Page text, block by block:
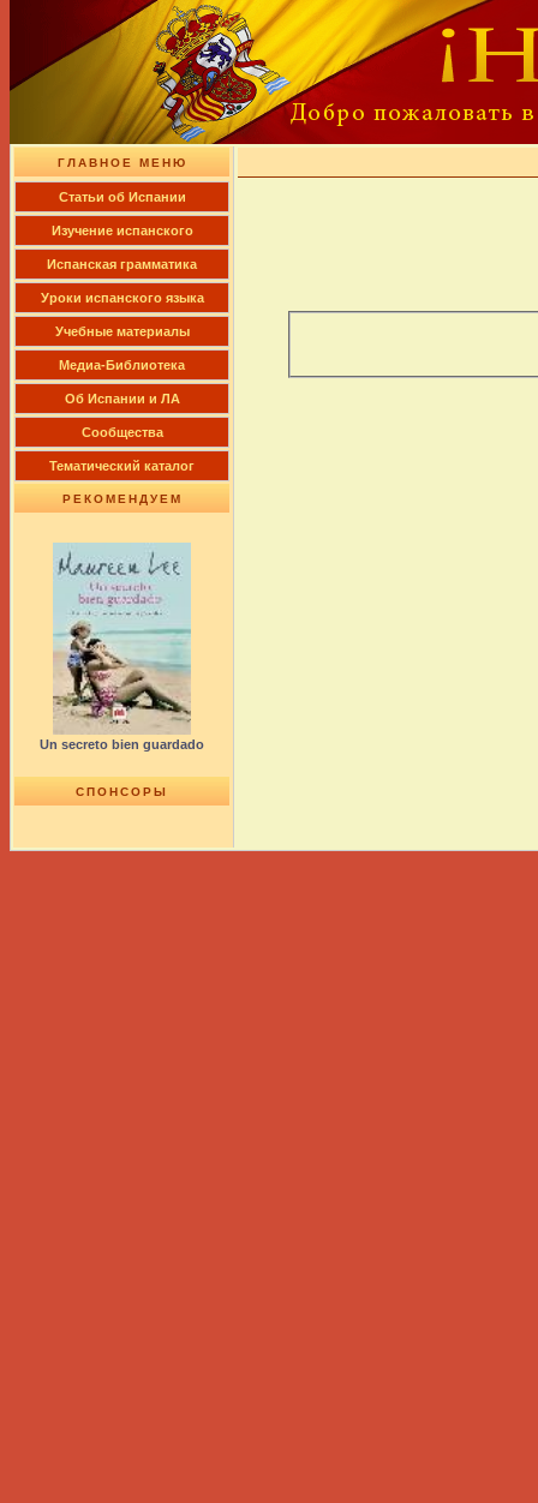
ГЛАВНОЕ МЕНЮ
Cтатьи об Испании
Изучение испанского
Испанская грамматика
Уроки испанского языка
Учебные материалы
Медиа-Библиотека
Об Испании и ЛА
Сообщества
Тематический каталог
РЕКОМЕНДУЕМ
Un secreto bien guardado
СПОНСОРЫ